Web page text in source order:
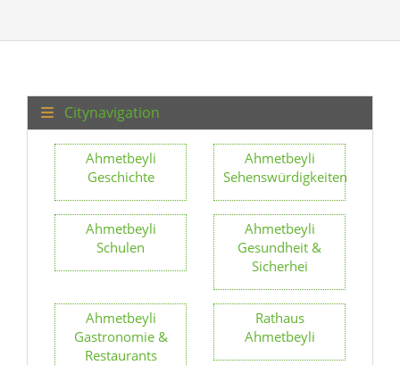
Citynavigation
Ahmetbeyli
Geschichte
Ahmetbeyli
Sehenswürdigkeiten
Ahmetbeyli
Schulen
Ahmetbeyli
Gesundheit &
Sicherhei
Ahmetbeyli
Gastronomie &
Restaurants
Rathaus
Ahmetbeyli